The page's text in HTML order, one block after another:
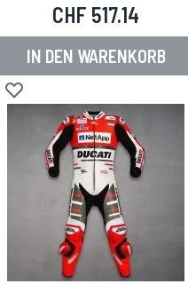
CHF 517.14
IN DEN WARENKORB
Zur Wunschliste hinzufügen